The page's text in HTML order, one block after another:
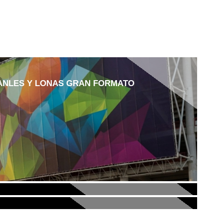
Y LONAS GRAN FORMATO
100% RECICLADO Y RECICLABLE DE